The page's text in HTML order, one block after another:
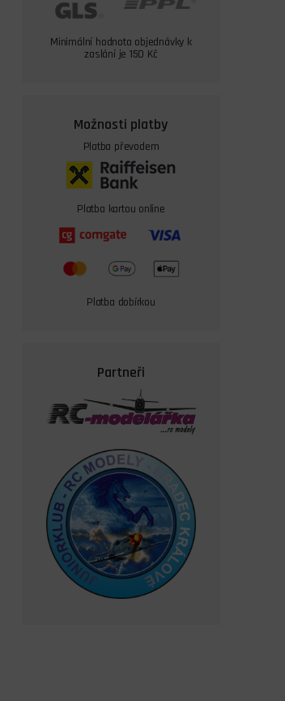
Minimální hodnota objednávky k
zaslání je 150 Kč
Možnosti platby
Platba převodem
Platba kartou online
Platba dobírkou
Partneři